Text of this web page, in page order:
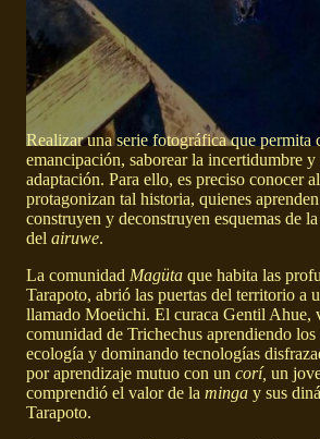
Realizar una serie fotográfica que permita
emancipación, saborear la incertidumbre y
adaptación. Para ello, es preciso conocer
protagonizan tal historia, quienes
construyen y deconstruyen esquemas de
del airuwe.
La comunidad Magüta que habita las
Tarapoto, abrió las puertas del territorio a
llamado Moeüchi. El curaca Gentil Ahue,
comunidad de Trichechus aprendiendo los
ecología y dominando tecnologías
por aprendizaje mutuo con un corí, un
comprendió el valor de la minga y sus
Tarapoto.